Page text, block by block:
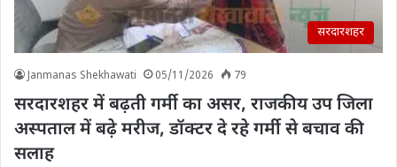
सरदारशहर
Janmanas Shekhawati 05/11/2026 79
सरदारशहर में बढ़ती गर्मी का असर, राजकीय उप जिला
अस्पताल में बढ़े मरीज, डॉक्टर दे रहे गर्मी से बचाव की
सलाह